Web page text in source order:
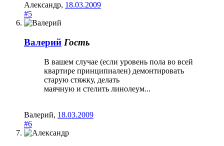
Александр, 18.03.2009
#5
Валерий Гость
В вашем случае (если уровень пола во всей
квартире принципиален) демонтировать
старую стяжку, делать
маячную и стелить линолеум...
Валерий, 18.03.2009
#6